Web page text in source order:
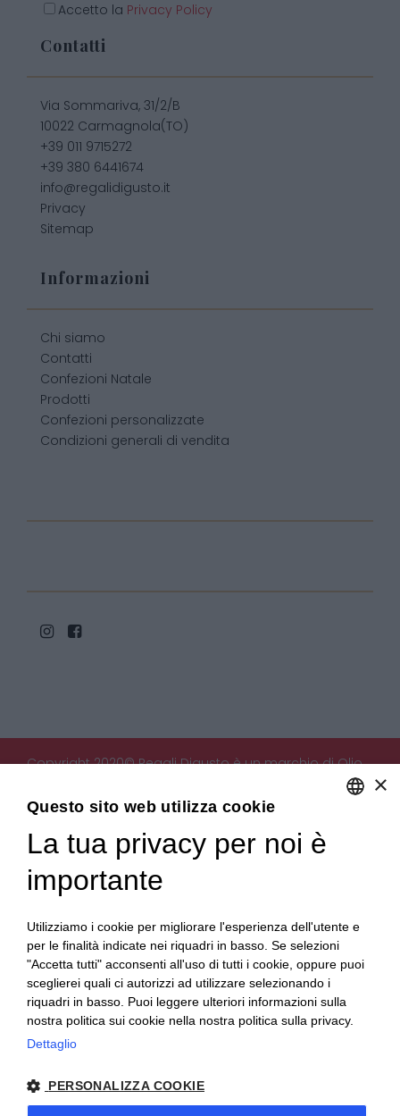
Accetto la Privacy Policy
Contatti
Via Sommariva, 31/2/B
10022 Carmagnola(TO)
+39 011 9715272
+39 380 6441674
info@regalidigusto.it
Privacy
Sitemap
Informazioni
Chi siamo
Contatti
Confezioni Natale
Prodotti
Confezioni personalizzate
Condizioni generali di vendita
Copyright 2020© Regali Digusto è un marchio di Olio
Becchis di Becchis Danilo - Via Sommariva, 31/2/B -
10022 Carmagnola (TO) - PIVA 07980320019
×
Questo sito web utilizza cookie
La tua privacy per noi è
importante
Utilizziamo i cookie per migliorare l'esperienza dell'utente e
per le finalità indicate nei riquadri in basso. Se selezioni
"Accetta tutti" acconsenti all'uso di tutti i cookie, oppure puoi
sceglierei quali ci autorizzi ad utilizzare selezionando i
riquadri in basso. Puoi leggere ulteriori informazioni sulla
nostra politica sui cookie nella nostra politica sulla privacy.
Dettaglio
PERSONALIZZA COOKIE